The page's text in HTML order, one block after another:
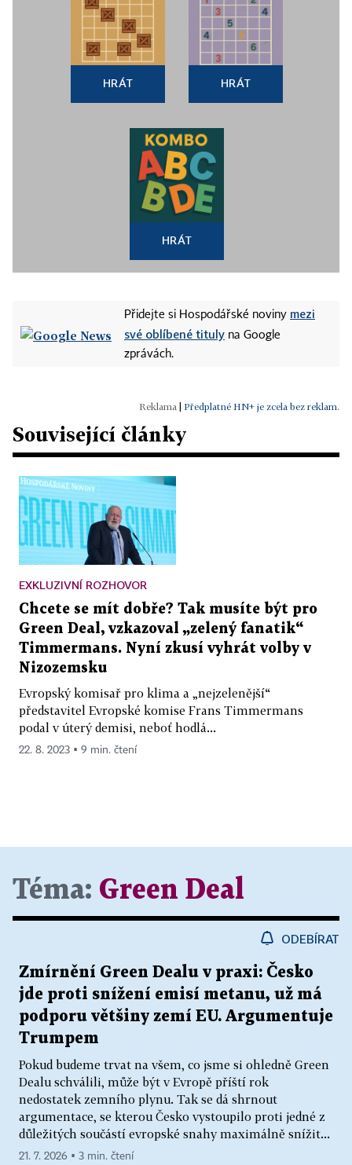
HRÁT HRÁT
HRÁT
Přidejte si Hospodářské noviny mezi
své oblíbené tituly na Google
zprávách.
Předplatné HN+ je zcela bez reklam.
Související články
EXKLUZIVNÍ ROZHOVOR
Chcete se mít dobře? Tak musíte být pro
Green Deal, vzkazoval „zelený fanatik“
Timmermans. Nyní zkusí vyhrát volby v
Nizozemsku
Evropský komisař pro klima a „nejzelenější“
představitel Evropské komise Frans Timmermans
podal v úterý demisi, neboť hodlá...
22. 8. 2023 ▪ 9 min. čtení
Téma: Green Deal
ODEBÍRAT
Zmírnění Green Dealu v praxi: Česko
jde proti snížení emisí metanu, už má
podporu většiny zemí EU. Argumentuje
Trumpem
Pokud budeme trvat na všem, co jsme si ohledně Green
Dealu schválili, může být v Evropě příští rok
nedostatek zemního plynu. Tak se dá shrnout
argumentace, se kterou Česko vystoupilo proti jedné z
důležitých součástí evropské snahy maximálně snížit...
21. 7. 2026 ▪ 3 min. čtení